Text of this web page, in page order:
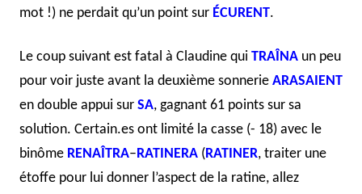
mot !) ne perdait qu’un point sur ÉCURENT.
Le coup suivant est fatal à Claudine qui TRAÎNA un peu
pour voir juste avant la deuxième sonnerie ARASAIENT
en double appui sur SA, gagnant 61 points sur sa
solution. Certain.es ont limité la casse (- 18) avec le
binôme RENAÎTRA–RATINERA (RATINER, traiter une
étoffe pour lui donner l’aspect de la ratine, allez